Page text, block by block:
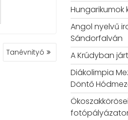
Tanévnityó
Hungarikumok
Angol nyelvű
Sándorfalván
A Krúdyban
Diákolimpia
Döntő